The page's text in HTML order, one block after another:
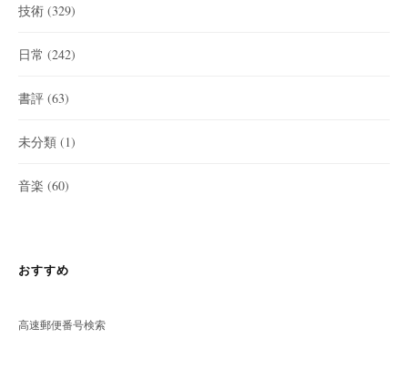
技術 (329)
日常 (242)
書評 (63)
未分類 (1)
音楽 (60)
おすすめ
高速郵便番号検索